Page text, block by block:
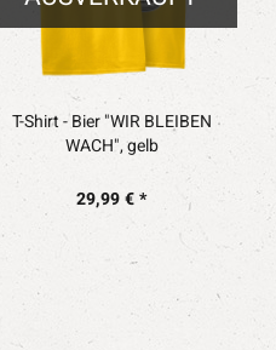
T-Shirt - Bier "WIR BLEIBEN
WACH", gelb
29,99 € *